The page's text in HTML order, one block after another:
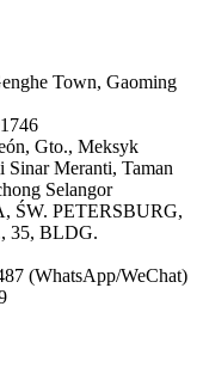
Town, Gaoming
Gto., Meksyk
Sinar Meranti, Taman
Selangor
ŚW. PETERSBURG,
35, BLDG.
(WhatsApp/WeChat)